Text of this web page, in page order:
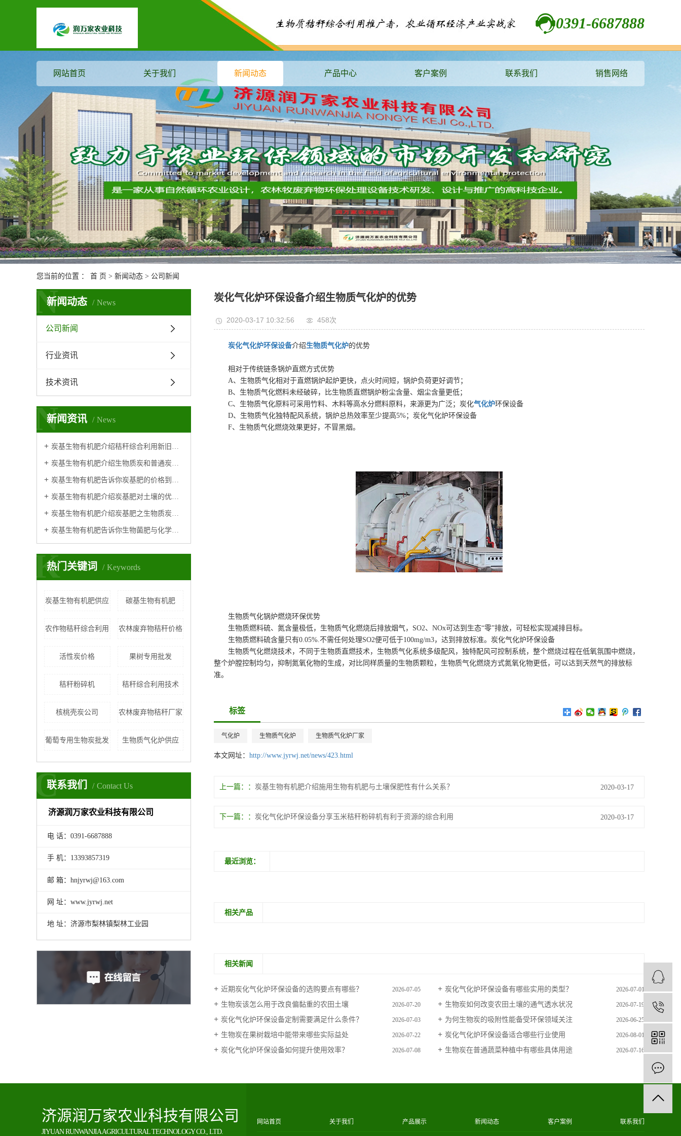
0391-6687888
网站首页 关于我们 新闻动态 产品中心 客户案例 联系我们 销售网络
您当前的位置 ： 首 页 > 新闻动态 > 公司新闻
新闻动态 News
N
公司新闻
行业资讯
技术资讯
新闻资讯 News
N
炭基生物有机肥介绍秸秆综合利用新旧技术对比
炭基生物有机肥介绍生物质炭和普通炭有什么区别？
炭基生物有机肥告诉你炭基肥的价格到底贵不贵呢？
炭基生物有机肥介绍炭基肥对土壤的优势体现
炭基生物有机肥介绍炭基肥之生物质炭有机肥作用原理
炭基生物有机肥告诉你生物菌肥与化学肥料相比的特点及优势！
热门关键词 Keywords
K
炭基生物有机肥供应 碳基生物有机肥
农作物秸秆综合利用 农林废弃物秸秆价格
活性炭价格 果树专用批发
秸秆粉碎机 秸秆综合利用技术
核桃壳炭公司 农林废弃物秸秆厂家
葡萄专用生物炭批发 生物质气化炉供应
联系我们 Contact Us
C
济源润万家农业科技有限公司
电 话：0391-6687888
手 机：13393857319
邮 箱：hnjyrwj@163.com
网 址：www.jyrwj.net
地 址：济源市梨林镇梨林工业园
炭化气化炉环保设备介绍生物质气化炉的优势
2020-03-17 10:32:56 458次
炭化气化炉环保设备介绍生物质气化炉的优势
相对于传统链条锅炉直燃方式优势
A、生物质气化相对于直燃锅炉起炉更快，点火时间短，锅炉负荷更好调节；
B、生物质气化燃料未经破碎，比生物质直燃锅炉粉尘含量、烟尘含量更低；
C、生物质气化原料可采用竹料、木料等高水分燃料原料，来源更为广泛； 炭化气化炉环保设备
D、生物质气化独特配风系统，锅炉总热效率至少提高5%；炭化气化炉环保设备
F、生物质气化燃烧效果更好，不冒黑烟。
生物质气化锅炉燃烧环保优势
生物质燃料硫、氮含量极低，生物质气化燃烧后排放烟气，SO2、NOx可达到生态“零”排放，可轻松实现减排目标。
生物质燃料硫含量只有0.05%.不需任何处理SO2便可低于100mg/m3，达到排放标准。炭化气化炉环保设备
生物质气化燃烧技术，不同于生物质直燃技术，生物质气化系统多级配风，独特配风可控制系统，整个燃烧过程在低氧氛围中燃烧，
整个炉膛控制均匀，抑制氮氧化物的生成，对比同样质量的生物质颗粒，生物质气化燃烧方式氮氧化物更低，可以达到天然气的排放标
准。
标签
气化炉 生物质气化炉 生物质气化炉厂家
本文网址： http://www.jyrwj.net/news/423.html
上一篇： 炭基生物有机肥介绍施用生物有机肥与土壤保肥性有什么关系？ 2020-03-17
下一篇： 炭化气化炉环保设备分享玉米秸秆粉碎机有利于资源的综合利用 2020-03-17
最近浏览：
相关产品
相关新闻
近期炭化气化炉环保设备的选购要点有哪些？ 2026-07-05 炭化气化炉环保设备有哪些实用的类型？ 2026-07-01
生物炭该怎么用于改良偏黏重的农田土壤 2026-07-20 生物炭如何改变农田土壤的通气透水状况 2026-07-19
炭化气化炉环保设备定制需要满足什么条件？ 2026-07-03 为何生物炭的吸附性能备受环保领域关注 2026-06-25
生物炭在果树栽培中能带来哪些实际益处 2026-07-22 炭化气化炉环保设备适合哪些行业使用 2026-08-01
炭化气化炉环保设备如何提升使用效率？ 2026-07-08 生物炭在普通蔬菜种植中有哪些具体用途 2026-07-16
济源润万家农业科技有限公司
JIYUAN RUNWANJIA AGRICULTURAL TECHNOLOGY CO., LTD.
网站首页 关于我们 产品展示 新闻动态 客户案例 联系我们